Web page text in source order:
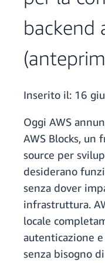
backend
Inserito il: 16
Oggi AWS
AWS Blocks, un
source per
desiderano
senza dover
infrastruttura.
locale
autenticazione
senza bisogno